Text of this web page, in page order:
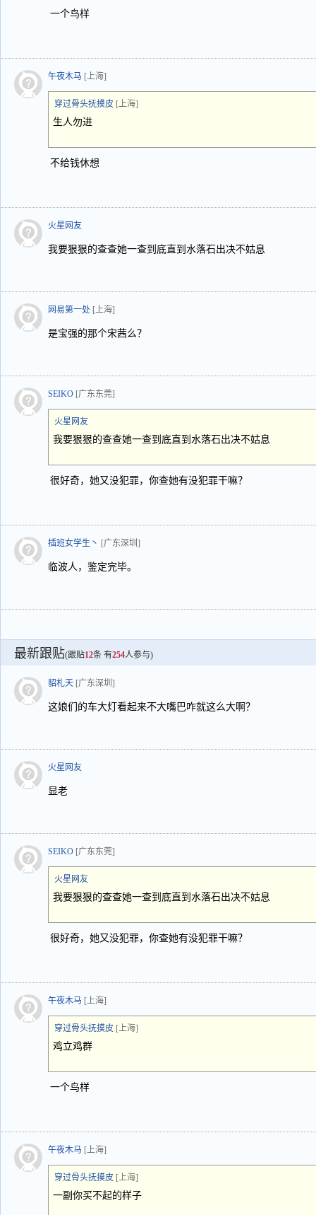
一个鸟样
午夜木马 [上海]
穿过骨头抚摸皮 [上海]
生人勿进
不给钱休想
火星网友
我要狠狠的查查她一查到底直到水落石出决不姑息
网易第一处 [上海]
是宝强的那个宋茜么？
SEIKO [广东东莞]
火星网友
我要狠狠的查查她一查到底直到水落石出决不姑息
很好奇，她又没犯罪，你查她有没犯罪干嘛？
插班女学生丶 [广东深圳]
临波人，鉴定完毕。
最新跟贴(跟贴12条 有254人参与)
貂札天 [广东深圳]
这娘们的车大灯看起来不大嘴巴咋就这么大啊？
火星网友
显老
SEIKO [广东东莞]
火星网友
我要狠狠的查查她一查到底直到水落石出决不姑息
很好奇，她又没犯罪，你查她有没犯罪干嘛？
午夜木马 [上海]
穿过骨头抚摸皮 [上海]
鸡立鸡群
一个鸟样
午夜木马 [上海]
穿过骨头抚摸皮 [上海]
一副你买不起的样子